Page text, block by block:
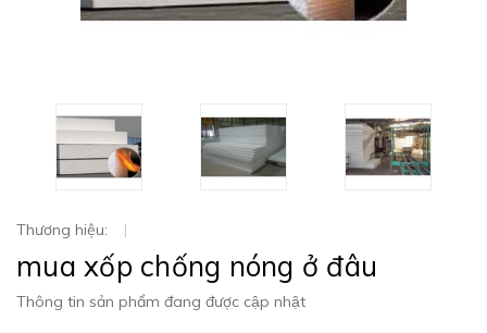
Thương hiệu: |
mua xốp chống nóng ở đâu
Thông tin sản phẩm đang được cập nhật